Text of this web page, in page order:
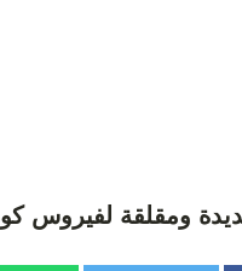
ومقلقة لفيروس